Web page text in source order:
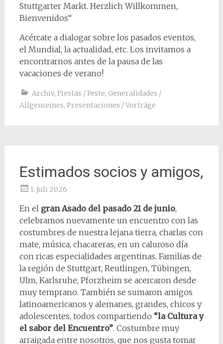
Stuttgarter Markt. Herzlich Willkommen,
Bienvenidos“
Acércate a dialogar sobre los pasados eventos,
el Mundial, la actualidad, etc. Los invitamos a
encontrarnos antes de la pausa de las
vacaciones de verano!
Archiv, Fiestas / Feste, Generalidades /
Allgemeines, Presentaciones / Vorträge
Estimados socios y amigos,
1. Juli 2026
En el gran Asado del pasado 21 de junio,
celebramos nuevamente un encuentro con las
costumbres de nuestra lejana tierra, charlas con
mate, música, chacareras, en un caluroso día
con ricas especialidades argentinas. Familias de
la región de Stuttgart, Reutlingen, Tübingen,
Ulm, Karlsruhe, Pforzheim se acercaron desde
muy temprano. También se sumaron amigos
latinoamericanos y alemanes, grandes, chicos y
adolescentes, todos compartiendo “la Cultura y
el sabor del Encuentro”. Costumbre muy
arraigada entre nosotros, que nos gusta tomar